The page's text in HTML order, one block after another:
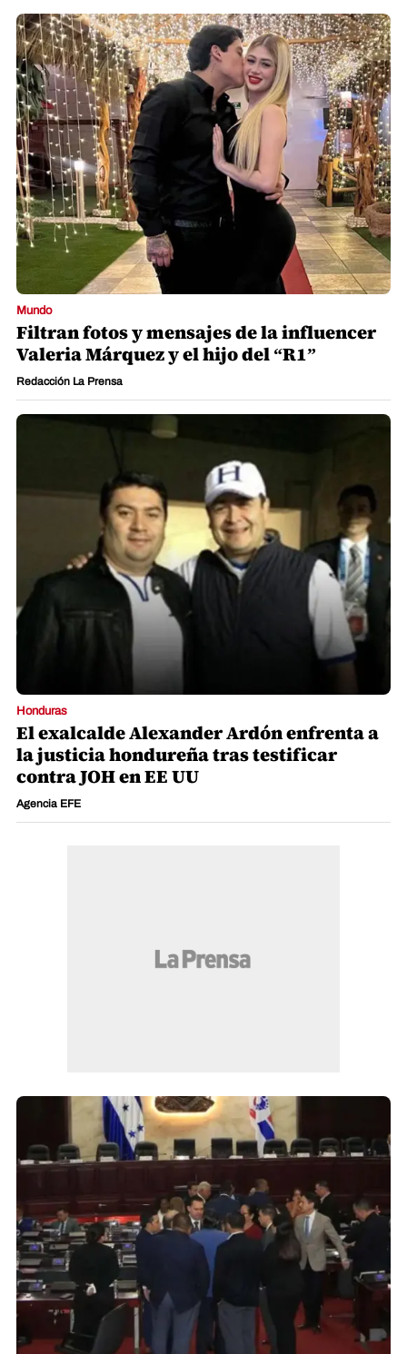
Mundo
Filtran fotos y mensajes de la influencer
Valeria Márquez y el hijo del “R1”
Redacción La Prensa
Honduras
El exalcalde Alexander Ardón enfrenta a
la justicia hondureña tras testificar
contra JOH en EE UU
Agencia EFE